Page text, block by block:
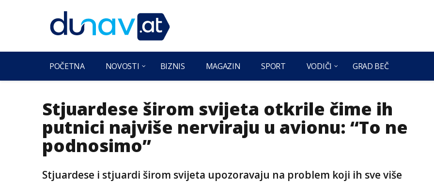
POČETNA NOVOSTI BIZNIS MAGAZIN SPORT VODIČI GRAD BEČ
Stjuardese širom svijeta otkrile čime ih
putnici najviše nerviraju u avionu: “To ne
podnosimo”
Stjuardese i stjuardi širom svijeta upozoravaju na problem koji ih sve više